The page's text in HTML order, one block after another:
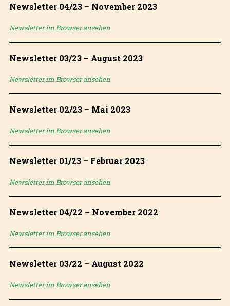
Newsletter 04/23 – November 2023
Newsletter im Browser ansehen
Newsletter 03/23 – August 2023
Newsletter im Browser ansehen
Newsletter 02/23 – Mai 2023
Newsletter im Browser ansehen
Newsletter 01/23 – Februar 2023
Newsletter im Browser ansehen
Newsletter 04/22 – November 2022
Newsletter im Browser ansehen
Newsletter 03/22 – August 2022
Newsletter im Browser ansehen